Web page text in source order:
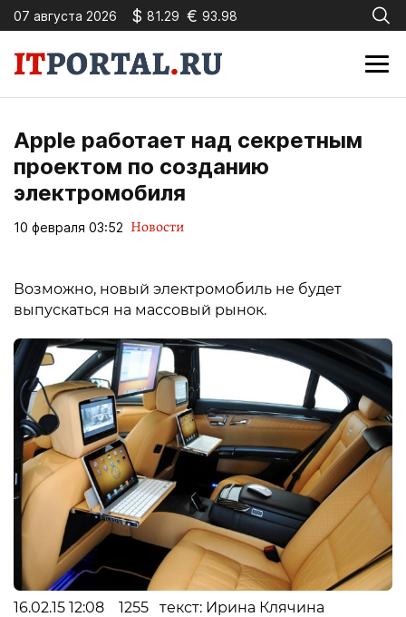
07 августа 2026 $ 81.29 € 93.98
Apple работает над секретным
проектом по созданию
электромобиля
10 февраля 03:52 Новости
Возможно, новый электромобиль не будет
выпускаться на массовый рынок.
16.02.15 12:08 1255 текст: Ирина Клячина